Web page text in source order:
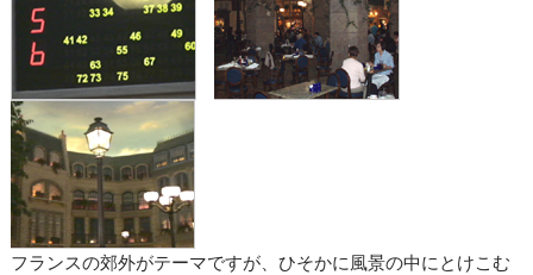
フランスの郊外がテーマですが、ひそかに風景の中にとけこむ